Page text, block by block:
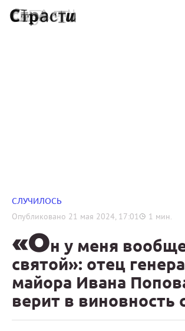
СЛУЧИЛОСЬ
Опубликовано 21 мая 2024, 17:01 1 мин.
«Он у меня
святой»: отец
майора Ивана
верит в виновность